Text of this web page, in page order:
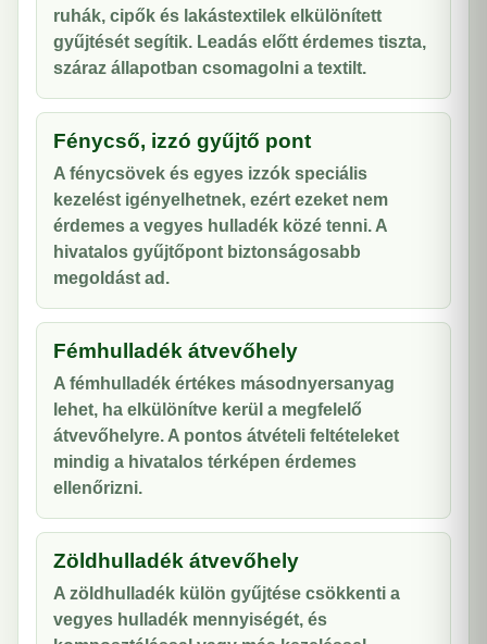
ruhák, cipők és lakástextilek elkülönített
gyűjtését segítik. Leadás előtt érdemes tiszta,
száraz állapotban csomagolni a textilt.
Fénycső, izzó gyűjtő pont
A fénycsövek és egyes izzók speciális
kezelést igényelhetnek, ezért ezeket nem
érdemes a vegyes hulladék közé tenni. A
hivatalos gyűjtőpont biztonságosabb
megoldást ad.
Fémhulladék átvevőhely
A fémhulladék értékes másodnyersanyag
lehet, ha elkülönítve kerül a megfelelő
átvevőhelyre. A pontos átvételi feltételeket
mindig a hivatalos térképen érdemes
ellenőrizni.
Zöldhulladék átvevőhely
A zöldhulladék külön gyűjtése csökkenti a
vegyes hulladék mennyiségét, és